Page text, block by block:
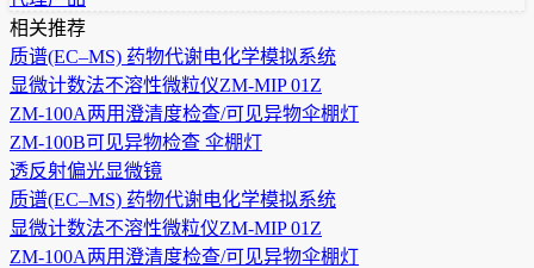
相关推荐
质谱(EC–MS) 药物代谢电化学模拟系统
显微计数法不溶性微粒仪ZM-MIP 01Z
ZM-100A两用澄清度检查/可见异物伞棚灯
ZM-100B可见异物检查 伞棚灯
透反射偏光显微镜
质谱(EC–MS) 药物代谢电化学模拟系统
显微计数法不溶性微粒仪ZM-MIP 01Z
ZM-100A两用澄清度检查/可见异物伞棚灯